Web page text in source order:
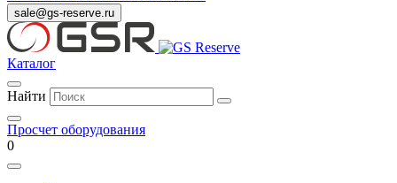
sale@gs-reserve.ru
Каталог
Найти
Просчет оборудования
0